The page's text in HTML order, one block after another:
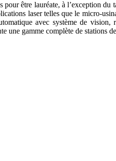
être lauréate, à l’exception
laser telles que le micro-
avec système de
gamme complète de stations